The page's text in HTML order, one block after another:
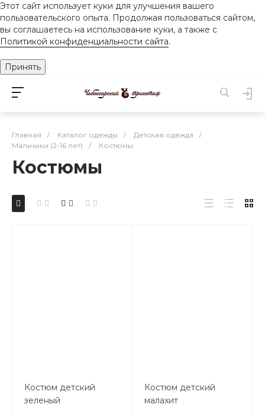
Этот сайт использует куки для улучшения вашего
пользовательского опыта. Продолжая пользоваться сайтом,
вы соглашаетесь на использование куки, а также с
Политикой конфиденциальности сайта.
Принять
Главная / Каталог одежды / Детская одежда
/
Мальчики (2-16 лет)
/ Костюмы
Костюмы
Костюм детский
зеленый
Костюм детский
малахит